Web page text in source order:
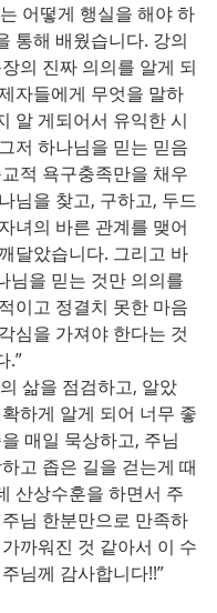
어떻게 행실을 해야 하
통해 배웠습니다. 강의
의 진짜 의의를 알게 되
자들에게 무엇을 말하
알 게되어서 유익한 시
저 하나님을 믿는 믿음
적 욕구충족만을 채우
님을 찾고, 구하고, 두드
녀의 바른 관계를 맺어
달았습니다. 그리고 바
님을 믿는 것만 의의를
이고 정결치 못한 마음
심을 가져야 한다는 것
.”
삶을 점검하고, 알았
하게 알게 되어 너무 좋
매일 묵상하고, 주님
고 좁은 길을 걷는게 때
산상수훈을 하면서 주
님 한분만으로 만족하
까워진 것 같아서 이 수
님께 감사합니다!!”